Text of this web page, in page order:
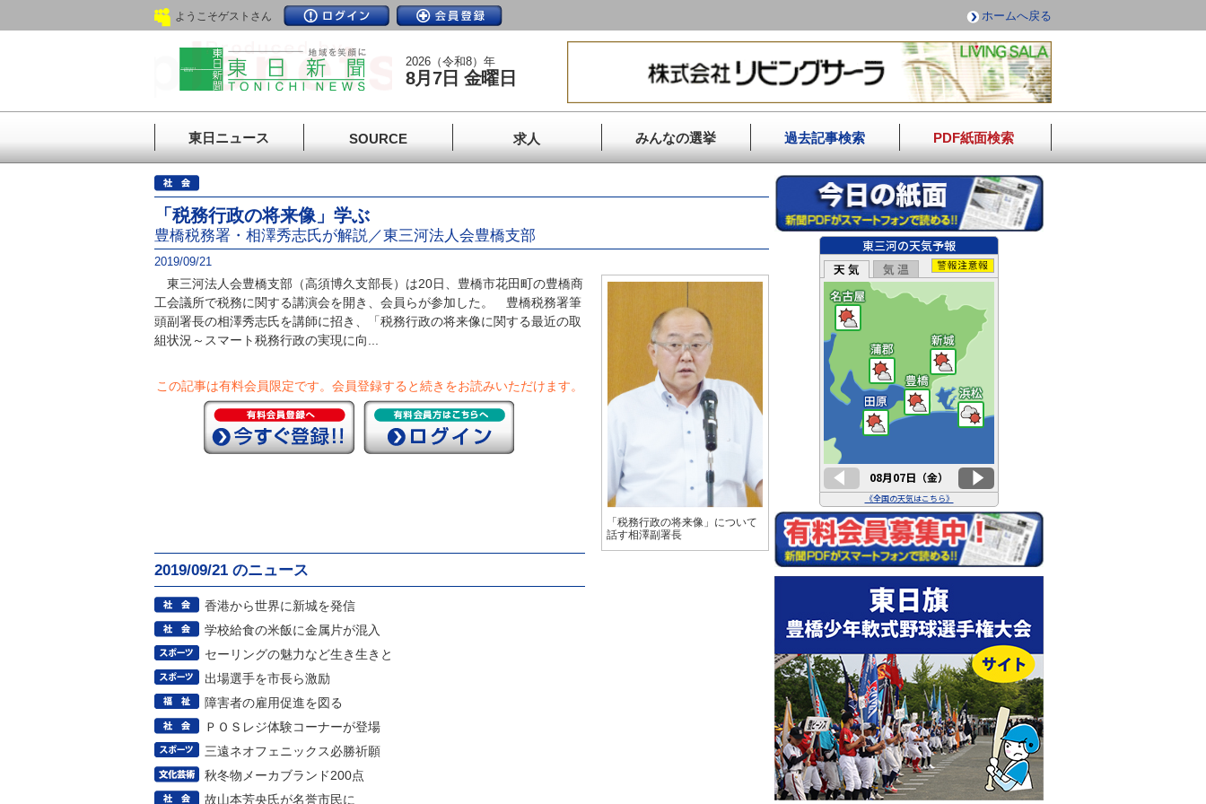
ようこそゲストさん ホームへ戻る
2026（令和8）年
8月7日 金曜日
東日ニュース SOURCE 求人 みんなの選挙 過去記事検索 PDF紙面検索
「税務行政の将来像」学ぶ
豊橋税務署・相澤秀志氏が解説／東三河法人会豊橋支部
2019/09/21
東三河法人会豊橋支部（高須博久支部長）は20日、豊橋市花田町の豊橋商
工会議所で税務に関する講演会を開き、会員らが参加した。 豊橋税務署筆
頭副署長の相澤秀志氏を講師に招き、「税務行政の将来像に関する最近の取
組状況～スマート税務行政の実現に向...
この記事は有料会員限定です。 会員登録すると続きをお読みいただけます。
2019/09/21 のニュース
香港から世界に新城を発信
学校給食の米飯に金属片が混入
セーリングの魅力など生き生きと
出場選手を市長ら激励
障害者の雇用促進を図る
ＰＯＳレジ体験コーナーが登場
三遠ネオフェニックス必勝祈願
秋冬物メーカブランド200点
故山本芳央氏が名誉市民に
「税務行政の将来像」について
話す相澤副署長